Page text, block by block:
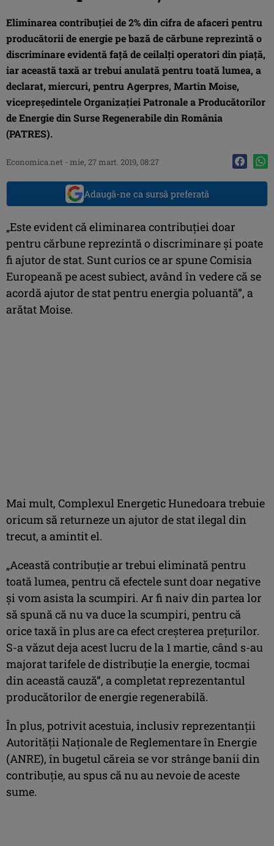
Eliminarea contribuţiei de 2% din cifra de afaceri pentru
producătorii de energie pe bază de cărbune reprezintă o
discriminare evidentă faţă de ceilalţi operatori din piaţă,
iar această taxă ar trebui anulată pentru toată lumea, a
declarat, miercuri, pentru Agerpres, Martin Moise,
vicepreşedintele Organizaţiei Patronale a Producătorilor
de Energie din Surse Regenerabile din România
(PATRES).
Economica.net - mie, 27 mart. 2019, 08:27
Adaugă-ne ca sursă preferată
„Este evident că eliminarea contribuţiei doar
pentru cărbune reprezintă o discriminare şi poate
fi ajutor de stat. Sunt curios ce ar spune Comisia
Europeană pe acest subiect, având în vedere că se
acordă ajutor de stat pentru energia poluantă”, a
arătat Moise.
Mai mult, Complexul Energetic Hunedoara trebuie
oricum să returneze un ajutor de stat ilegal din
trecut, a amintit el.
„Această contribuţie ar trebui eliminată pentru
toată lumea, pentru că efectele sunt doar negative
şi vom asista la scumpiri. Ar fi naiv din partea lor
să spună că nu va duce la scumpiri, pentru că
orice taxă în plus are ca efect creşterea preţurilor.
S-a văzut deja acest lucru de la 1 martie, când s-au
majorat tarifele de distribuţie la energie, tocmai
din această cauză”, a completat reprezentantul
producătorilor de energie regenerabilă.
În plus, potrivit acestuia, inclusiv reprezentanţii
Autorităţii Naţionale de Reglementare în Energie
(ANRE), în bugetul căreia se vor strânge banii din
contribuţie, au spus că nu au nevoie de aceste
sume.